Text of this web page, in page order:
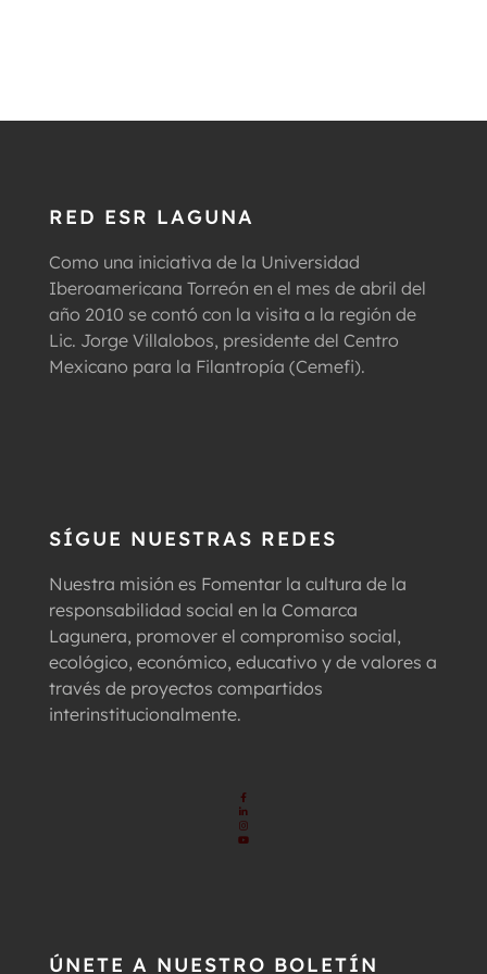
RED ESR LAGUNA
Como una iniciativa de la Universidad
Iberoamericana Torreón en el mes de abril del
año 2010 se contó con la visita a la región de
Lic. Jorge Villalobos, presidente del Centro
Mexicano para la Filantropía (Cemefi).
SÍGUE NUESTRAS REDES
Nuestra misión es Fomentar la cultura de la
responsabilidad social en la Comarca
Lagunera, promover el compromiso social,
ecológico, económico, educativo y de valores a
través de proyectos compartidos
interinstitucionalmente.
ÚNETE A NUESTRO BOLETÍN